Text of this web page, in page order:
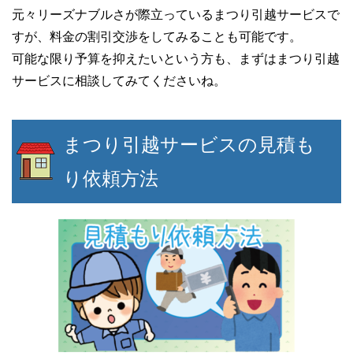
元々リーズナブルさが際立っているまつり引越サービスで
すが、料金の割引交渉をしてみることも可能です。
可能な限り予算を抑えたいという方も、まずはまつり引越
サービスに相談してみてくださいね。
まつり引越サービスの見積も
り依頼方法